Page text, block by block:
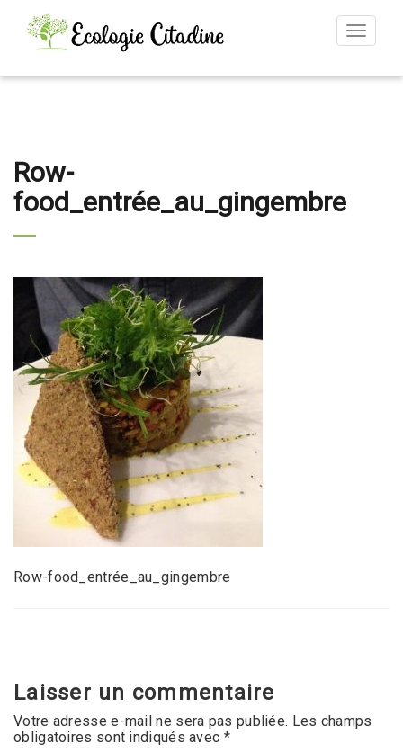
Toggle
Row-
food_entrée_au_gingembre
Row-food_entrée_au_gingembre
Laisser un commentaire
Votre adresse e-mail ne sera pas publiée. Les champs
obligatoires sont indiqués avec *